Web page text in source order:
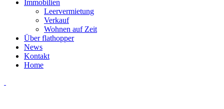
Immobilien
Leervermietung
Verkauf
Wohnen auf Zeit
Über flathopper
News
Kontakt
Home